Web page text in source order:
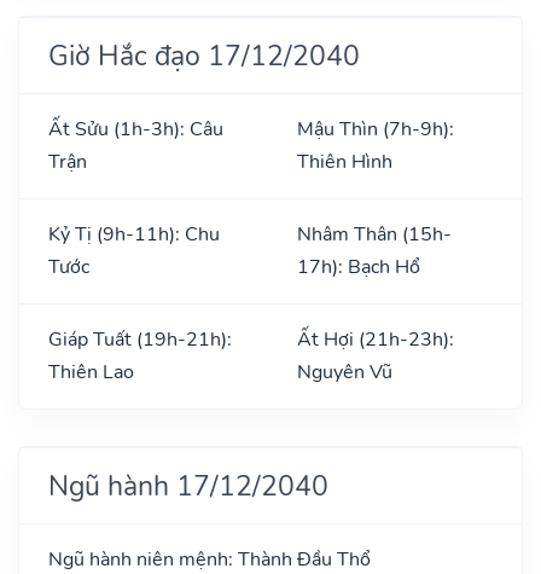
Giờ Hắc đạo 17/12/2040
Ất Sửu (1h-3h): Câu
Trận
Mậu Thìn (7h-9h):
Thiên Hình
Kỷ Tị (9h-11h): Chu
Tước
Nhâm Thân (15h-
17h): Bạch Hổ
Giáp Tuất (19h-21h):
Thiên Lao
Ất Hợi (21h-23h):
Nguyên Vũ
Ngũ hành 17/12/2040
Ngũ hành niên mệnh: Thành Đầu Thổ